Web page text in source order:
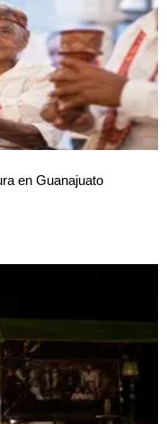
en Guanajuato